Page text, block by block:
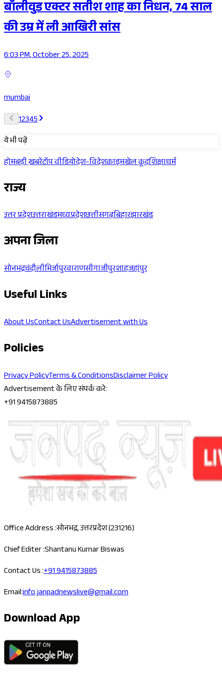
बॉलीवुड एक्टर सतीश शाह का निधन, 74 साल
की उम्र में ली आखिरी सांस
6:03 PM, October 25, 2025
mumbai
12345
ये भी पढ़ें
होमबड़ी ख़बरेंटॉप वीडियोदेश-विदेशक्राइमखेल कूदशिक्षाधर्म
राज्य
उत्तर प्रदेशउत्तराखंडमध्यप्रदेशछत्तीसगढ़बिहारझारखंड
अपना जिला
सोनभद्रचंदौलीमिर्जापुरवाराणसीगाजीपुरशाहजहांपुर
Useful Links
About UsContact UsAdvertisement with Us
Policies
Privacy PolicyTerms & ConditionsDisclaimer Policy
Advertisement के लिए संपर्क करे:
+91 9415873885
Office Address :सोनभद्र, उत्तरप्रदेश (231216)
Chief Editer :Shantanu Kumar Biswas
Contact Us :+91 9415873885
Email:info.janpadnewslive@gmail.com
Download App